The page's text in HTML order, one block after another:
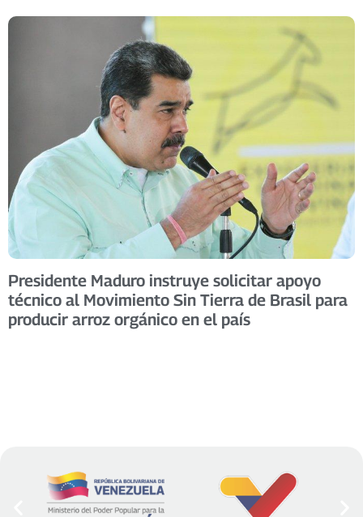
Presidente Maduro instruye solicitar apoyo
técnico al Movimiento Sin Tierra de Brasil para
producir arroz orgánico en el país